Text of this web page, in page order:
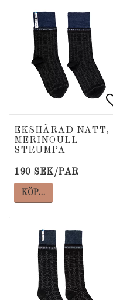
EKSHÄRAD NATT,
MERINOULL
STRUMPA
190 SEK/PAR
KÖP…